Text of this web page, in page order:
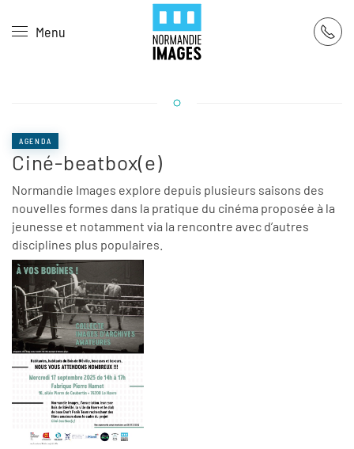
Skip to main content
Menu
AGENDA
Ciné-beatbox(e)
Normandie Images explore depuis plusieurs saisons des
nouvelles formes dans la pratique du cinéma proposée à la
jeunesse et notamment via la rencontre avec d’autres
disciplines plus populaires.
Panneau de gestion des cookies